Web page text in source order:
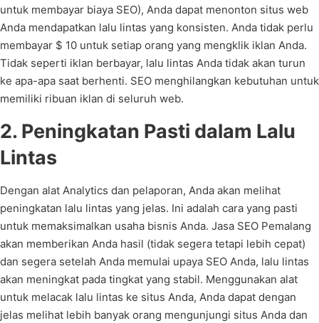
untuk membayar biaya SEO), Anda dapat menonton situs web
Anda mendapatkan lalu lintas yang konsisten. Anda tidak perlu
membayar $ 10 untuk setiap orang yang mengklik iklan Anda.
Tidak seperti iklan berbayar, lalu lintas Anda tidak akan turun
ke apa-apa saat berhenti. SEO menghilangkan kebutuhan untuk
memiliki ribuan iklan di seluruh web.
2. Peningkatan Pasti dalam Lalu
Lintas
Dengan alat Analytics dan pelaporan, Anda akan melihat
peningkatan lalu lintas yang jelas. Ini adalah cara yang pasti
untuk memaksimalkan usaha bisnis Anda. Jasa SEO Pemalang
akan memberikan Anda hasil (tidak segera tetapi lebih cepat)
dan segera setelah Anda memulai upaya SEO Anda, lalu lintas
akan meningkat pada tingkat yang stabil. Menggunakan alat
untuk melacak lalu lintas ke situs Anda, Anda dapat dengan
jelas melihat lebih banyak orang mengunjungi situs Anda dan